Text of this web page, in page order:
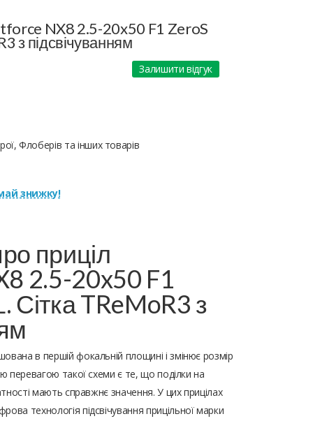
NX8 2.5-20x50 F1 ZeroS
з підсвічуванням
Залишити відгук
Флоберів та інших товарів
знижку!
приціл
2.5-20x50 F1
Сітка TReMoR3 з
в першій фокальній площині і змінює розмір
перевагою такої схеми є те, що поділки на
мають справжнє значення. У цих прицілах
технологія підсвічування прицільної марки